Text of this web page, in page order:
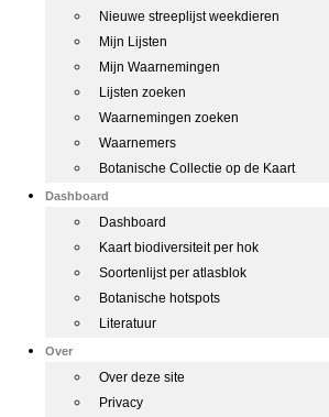
Nieuwe streeplijst weekdieren
Mijn Lijsten
Mijn Waarnemingen
Lijsten zoeken
Waarnemingen zoeken
Waarnemers
Botanische Collectie op de Kaart
Dashboard
Dashboard
Kaart biodiversiteit per hok
Soortenlijst per atlasblok
Botanische hotspots
Literatuur
Over
Over deze site
Privacy